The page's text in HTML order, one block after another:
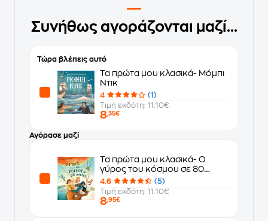
Συνήθως αγοράζονται μαζί...
Τώρα βλέπεις αυτό
Τα πρώτα μου κλασικά- Μόμπι
Ντικ
4
(1)
Τιμή εκδότη: 11.10€
8,35€
Αγόρασε μαζί
Τα πρώτα μου κλασικά- Ο
γύρος του κόσμου σε 80
ημέρες
4.6
(5)
Τιμή εκδότη: 11.10€
8,95€